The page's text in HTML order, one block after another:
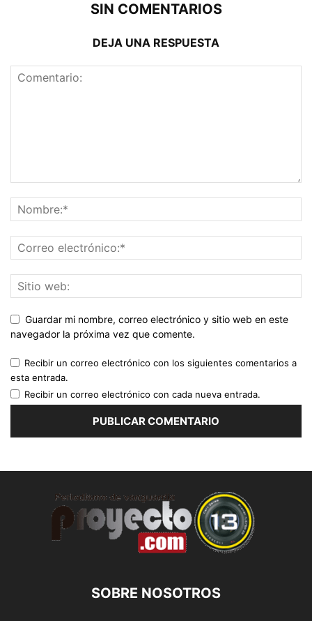
SIN COMENTARIOS
DEJA UNA RESPUESTA
Guardar mi nombre, correo electrónico y sitio web en este
navegador la próxima vez que comente.
Recibir un correo electrónico con los siguientes comentarios a
esta entrada.
Recibir un correo electrónico con cada nueva entrada.
SOBRE NOSOTROS